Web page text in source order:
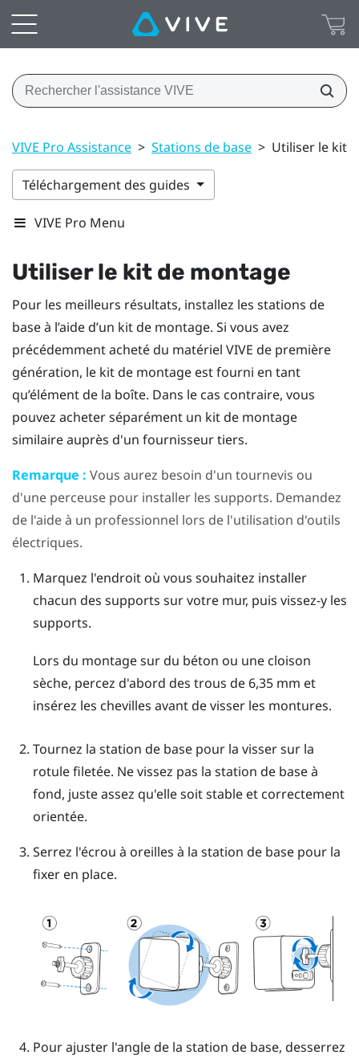
VIVE Pro Assistance > Stations de base > Utiliser le kit
Téléchargement des guides
VIVE Pro Menu
Utiliser le kit de montage
Pour les meilleurs résultats, installez les stations de
base à l’aide d’un kit de montage. Si vous avez
précédemment acheté du matériel VIVE de première
génération, le kit de montage est fourni en tant
qu’élément de la boîte. Dans le cas contraire, vous
pouvez acheter séparément un kit de montage
similaire auprès d'un fournisseur tiers.
Remarque : Vous aurez besoin d'un tournevis ou
d'une perceuse pour installer les supports. Demandez
de l'aide à un professionnel lors de l'utilisation d'outils
électriques.
Marquez l'endroit où vous souhaitez installer
chacun des supports sur votre mur, puis vissez-y les
supports.
Lors du montage sur du béton ou une cloison
sèche, percez d'abord des trous de 6,35 mm et
insérez les chevilles avant de visser les montures.
Tournez la station de base pour la visser sur la
rotule filetée. Ne vissez pas la station de base à
fond, juste assez qu'elle soit stable et correctement
orientée.
Serrez l'écrou à oreilles à la station de base pour la
fixer en place.
Pour ajuster l'angle de la station de base, desserrez